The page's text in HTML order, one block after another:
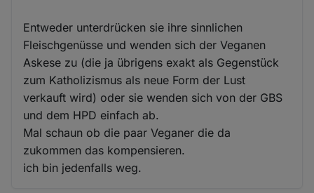
Entweder unterdrücken sie ihre sinnlichen
Fleischgenüsse und wenden sich der Veganen
Askese zu (die ja übrigens exakt als Gegenstück
zum Katholizismus als neue Form der Lust
verkauft wird) oder sie wenden sich von der GBS
und dem HPD einfach ab.
Mal schaun ob die paar Veganer die da
zukommen das kompensieren.
ich bin jedenfalls weg.